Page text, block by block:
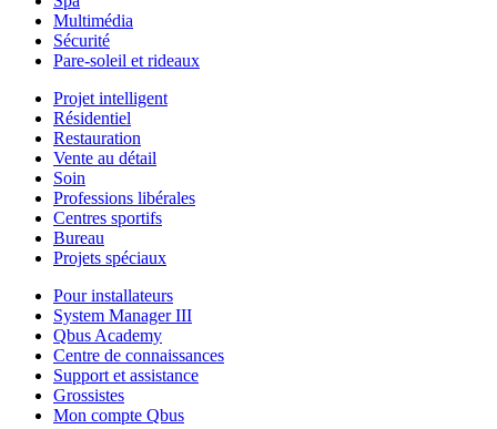
Multimédia
Sécurité
Pare-soleil et rideaux
Projet intelligent
Résidentiel
Restauration
Vente au détail
Soin
Professions libérales
Centres sportifs
Bureau
Projets spéciaux
Pour installateurs
System Manager III
Qbus Academy
Centre de connaissances
Support et assistance
Grossistes
Mon compte Qbus